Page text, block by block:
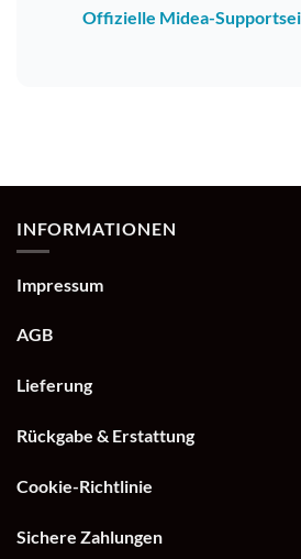
Offizielle Midea-
INFORMATIONEN
Impressum
AGB
Lieferung
Rückgabe & Erstattung
Cookie-Richtlinie
Sichere Zahlungen